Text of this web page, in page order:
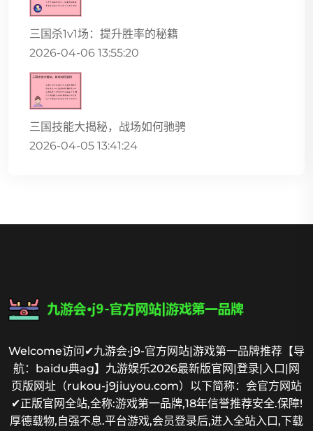
三国杀1v1场：提升胜率的秘籍
2026-04-06 13:55:20
三国技能大揭秘，战场如何驰骋
2026-04-05 13:41:24
Welcome访问✔九游会·j9-官方网站|游戏第一品牌推荐【导
航：baidu典ag】九游娱乐2026最新版官网|登录|入口|网
页版网址（rukou-j9jiuyou.com）以下简称：会官方网站
✔正版官网全站,全称:游戏第一品牌,18年信誉推荐安全.保障!
厚德载物,自强不息.平台游戏,会员登录后,进入全站入口,下载